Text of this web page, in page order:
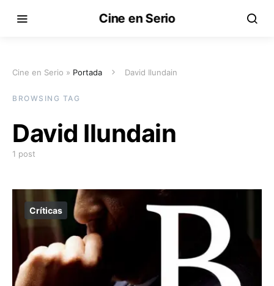
Cine en Serio
Cine en Serio » Portada David Ilundain
BROWSING TAG
David Ilundain
1 post
Críticas